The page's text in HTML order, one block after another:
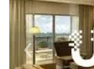
‹
Previous